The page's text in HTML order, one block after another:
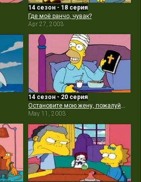
14 сезон - 18 серия
Где моё ранчо, чувак?
Apr 27, 2003
14 сезон - 20 серия
Остановите мою жену, пожалуйста
May 11, 2003